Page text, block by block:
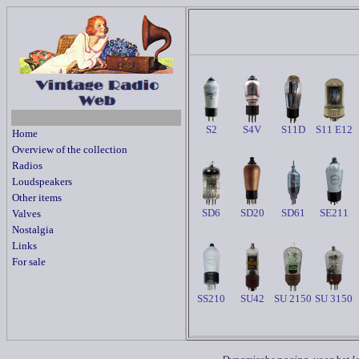
Home
Overview of the collection
Radios
Loudspeakers
Other items
Valves
Nostalgia
Links
For sale
S2 S4V S11D S11 E12
SD6 SD20 SD61
SE211
SS210 SU42 SU 2150 SU 3150